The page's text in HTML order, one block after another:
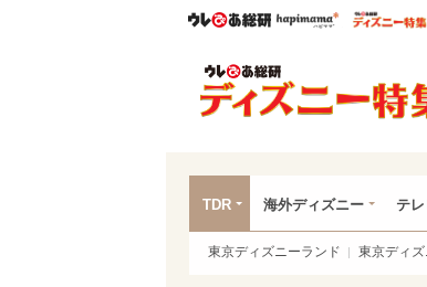
ウレぴあ総研ハピママ*
TDR 海外ディズニー テ
東京ディズニーランド 東京ディ